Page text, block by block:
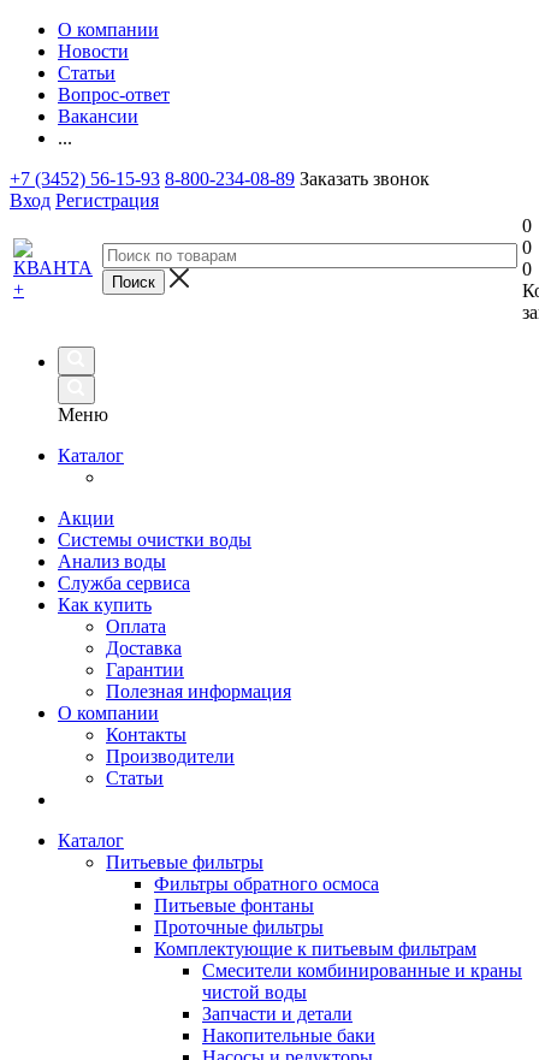
О компании
Новости
Статьи
Вопрос-ответ
Вакансии
...
+7 (3452) 56-15-93 8-800-234-08-89 Заказать звонок
Вход Регистрация
0
0
0
Меню
Каталог
Акции
Системы очистки воды
Анализ воды
Служба сервиса
Как купить
Оплата
Доставка
Гарантии
Полезная информация
О компании
Контакты
Производители
Статьи
Каталог
Питьевые фильтры
Фильтры обратного осмоса
Питьевые фонтаны
Проточные фильтры
Комплектующие к питьевым фильтрам
Смесители комбинированные и краны
чистой воды
Запчасти и детали
Накопительные баки